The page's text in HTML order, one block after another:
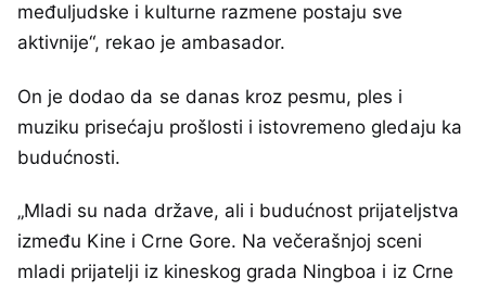
međuljudske i kulturne razmene postaju sve
aktivnije“, rekao je ambasador.
On je dodao da se danas kroz pesmu, ples i
muziku prisećaju prošlosti i istovremeno gledaju ka
budućnosti.
„Mladi su nada države, ali i budućnost prijateljstva
između Kine i Crne Gore. Na večerašnjoj sceni
mladi prijatelji iz kineskog grada Ningboa i iz Crne